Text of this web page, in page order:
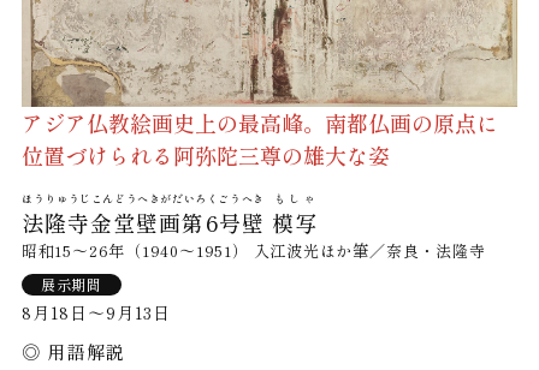
アジア仏教絵画史上の最高峰。南都仏画の原点に
位置づけられる阿弥陀三尊の雄大な姿
法隆寺金堂壁画第6号壁
ほうりゅうじこんどうへきがだいろくごうへき
模写
もしゃ
昭和15～26年（1940～1951） 入江波光ほか筆／奈良・法隆寺
展示期間
8月18日～9月13日
◎ 用語解説